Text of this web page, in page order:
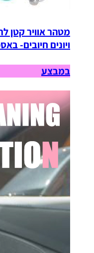
מטהר אוויר קטן
ויונים חיובים-
במבצע